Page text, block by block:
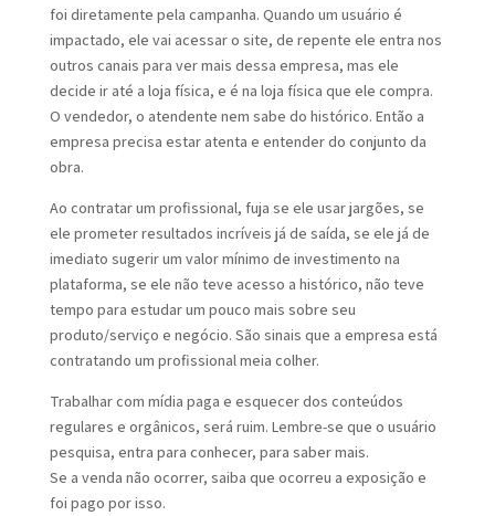
foi diretamente pela campanha. Quando um usuário é
impactado, ele vai acessar o site, de repente ele entra nos
outros canais para ver mais dessa empresa, mas ele
decide ir até a loja física, e é na loja física que ele compra.
O vendedor, o atendente nem sabe do histórico. Então a
empresa precisa estar atenta e entender do conjunto da
obra.
Ao contratar um profissional, fuja se ele usar jargões, se
ele prometer resultados incríveis já de saída, se ele já de
imediato sugerir um valor mínimo de investimento na
plataforma, se ele não teve acesso a histórico, não teve
tempo para estudar um pouco mais sobre seu
produto/serviço e negócio. São sinais que a empresa está
contratando um profissional meia colher.
Trabalhar com mídia paga e esquecer dos conteúdos
regulares e orgânicos, será ruim. Lembre-se que o usuário
pesquisa, entra para conhecer, para saber mais.
Se a venda não ocorrer, saiba que ocorreu a exposição e
foi pago por isso.